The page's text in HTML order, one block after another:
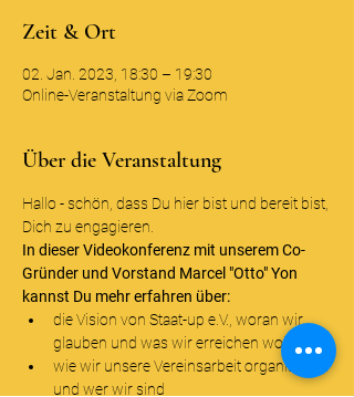
Zeit & Ort
02. Jan. 2023, 18:30 – 19:30
Online-Veranstaltung via Zoom
Über die Veranstaltung
Hallo - schön, dass Du hier bist und bereit bist,
Dich zu engagieren.
In dieser Videokonferenz mit unserem Co-
Gründer und Vorstand Marcel "Otto" Yon
kannst Du mehr erfahren über:
die Vision von Staat-up e.V., woran wir
glauben und was wir erreichen wollen
wie wir unsere Vereinsarbeit organisieren
und wer wir sind